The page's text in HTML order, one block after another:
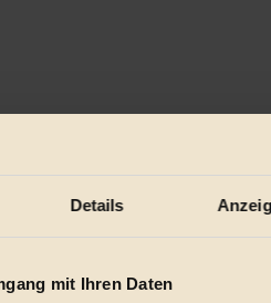
Details
mit Ihren Daten